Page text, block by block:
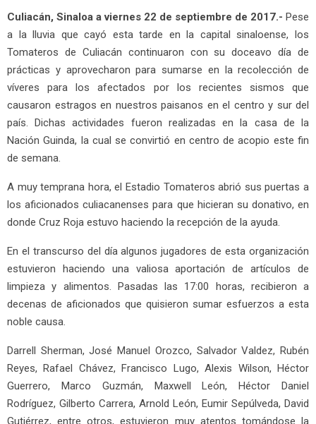
Culiacán, Sinaloa a viernes 22 de septiembre de 2017.- Pese
a la lluvia que cayó esta tarde en la capital sinaloense, los
Tomateros de Culiacán continuaron con su doceavo día de
prácticas y aprovecharon para sumarse en la recolección de
víveres para los afectados por los recientes sismos que
causaron estragos en nuestros paisanos en el centro y sur del
país. Dichas actividades fueron realizadas en la casa de la
Nación Guinda, la cual se convirtió en centro de acopio este fin
de semana.
A muy temprana hora, el Estadio Tomateros abrió sus puertas a
los aficionados culiacanenses para que hicieran su donativo, en
donde Cruz Roja estuvo haciendo la recepción de la ayuda.
En el transcurso del día algunos jugadores de esta organización
estuvieron haciendo una valiosa aportación de artículos de
limpieza y alimentos. Pasadas las 17:00 horas, recibieron a
decenas de aficionados que quisieron sumar esfuerzos a esta
noble causa.
Darrell Sherman, José Manuel Orozco, Salvador Valdez, Rubén
Reyes, Rafael Chávez, Francisco Lugo, Alexis Wilson, Héctor
Guerrero, Marco Guzmán, Maxwell León, Héctor Daniel
Rodríguez, Gilberto Carrera, Arnold León, Eumir Sepúlveda, David
Gutiérrez, entre otros, estuvieron muy atentos tomándose la